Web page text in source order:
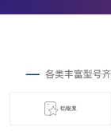
铝银浆